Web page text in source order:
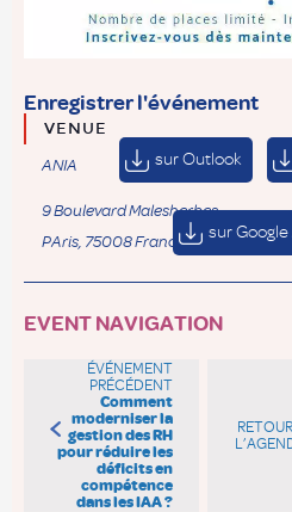
VENUE
ANIA
9 Boulevard Malesherbes
PAris, 75008France+ Google Map
Enregistrer l'événement
sur Outlook
sur
EVENT NAVIGATION
ÉVÉNEMENT
PRÉCÉDENT
Comment
moderniser la
gestion des RH
pour réduire les
déficits en
compétence
dans les IAA ?